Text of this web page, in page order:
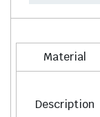
Material
Description